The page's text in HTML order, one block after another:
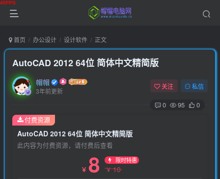
首页 办公设计 设计软件 正文
AutoCAD 2012 64位 简体中文精简版
帽帽
3年前更新
关注 私信
0 95 0
AutoCAD 2012 64位 简体中文精简版
此内容为付费资源，请付费后查看
￥ 8 限时特惠
￥10
付费资源